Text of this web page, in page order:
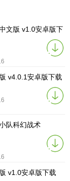
文版 v1.0安卓版下
v4.0.1安卓版下载
队科幻战术
v1.0安卓版下载